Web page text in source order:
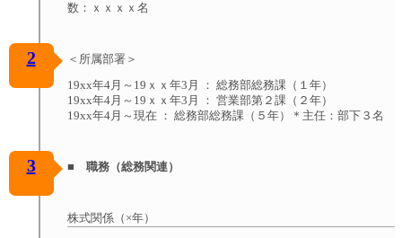
数：ｘｘｘｘ名
2 ＜所属部署＞
19xx年4月～19ｘｘ年3月 ： 総務部総務課（１年）
19xx年4月～19ｘｘ年3月 ： 営業部第２課（２年）
19xx年4月～現在 ： 総務部総務課（５年）＊主任：部下３名
3 ■ 職務（総務関連）
株式関係（×年）